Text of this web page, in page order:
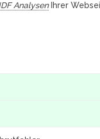
AnalysenIhrer